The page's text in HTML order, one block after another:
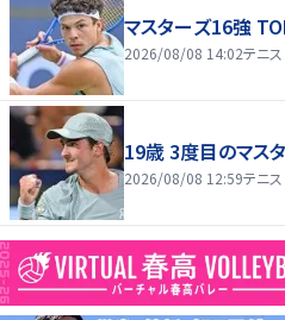
マスターズ16強
2026/08/08 14:02テニス
19歳 3度目のマス
2026/08/08 12:59テニス